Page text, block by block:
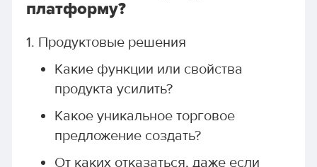
платформу?
1. Продуктовые решения
Какие функции или свойства
продукта усилить?
Какое уникальное торговое
предложение создать?
От каких отказаться, даже если